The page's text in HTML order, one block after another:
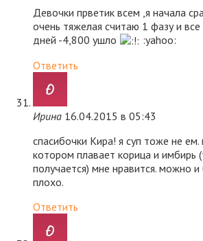
Девочки прветик всем ,я начала
очень тяжелая считаю 1 фазу и
дней -4,800 ушло
:yahoo:
Ответить
Ирина 16.04.2015 в 05:43
спасибочки Кира! я суп тоже не
котором плавает корица и имбирь
получается) мне нравится. можно
плохо.
Ответить